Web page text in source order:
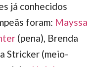
já conhecidos
foram: Mayssa
(pena), Brenda
Stricker (meio-